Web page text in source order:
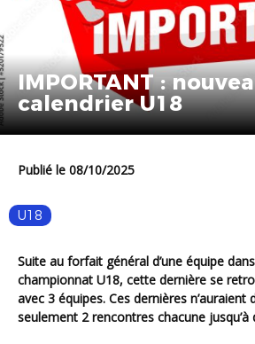
IMPORTANT :
calendrier U18
Publié le 08/10/2025
U18
Suite au forfait général d’une équipe dans la poule C du
championnat U18, cette dernière se
avec 3 équipes. Ces dernières n’auraient
seulement 2 rencontres chacune jusqu’à